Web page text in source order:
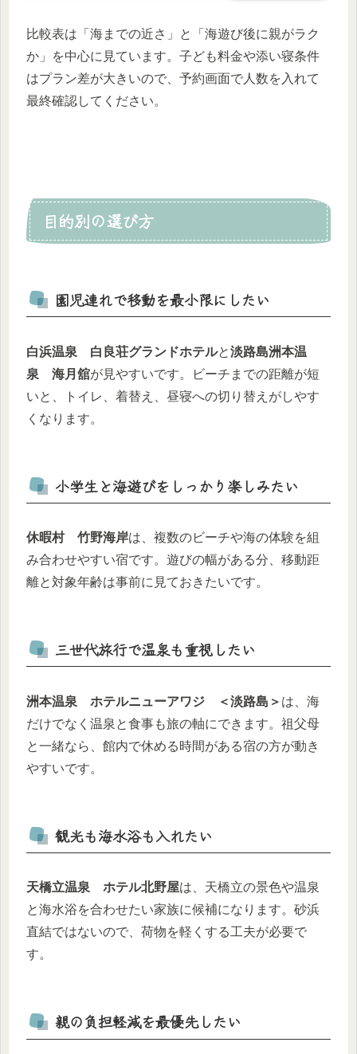
比較表は「海までの近さ」と「海遊び後に親がラク
か」を中心に見ています。子ども料金や添い寝条件
はプラン差が大きいので、予約画面で人数を入れて
最終確認してください。
目的別の選び方
園児連れで移動を最小限にしたい
白浜温泉 白良荘グランドホテルと淡路島洲本温
泉 海月舘が見やすいです。ビーチまでの距離が短
いと、トイレ、着替え、昼寝への切り替えがしやす
くなります。
小学生と海遊びをしっかり楽しみたい
休暇村 竹野海岸は、複数のビーチや海の体験を組
み合わせやすい宿です。遊びの幅がある分、移動距
離と対象年齢は事前に見ておきたいです。
三世代旅行で温泉も重視したい
洲本温泉 ホテルニューアワジ ＜淡路島＞ は、海
だけでなく温泉と食事も旅の軸にできます。祖父母
と一緒なら、館内で休める時間がある宿の方が動き
やすいです。
観光も海水浴も入れたい
天橋立温泉 ホテル北野屋は、天橋立の景色や温泉
と海水浴を合わせたい家族に候補になります。砂浜
直結ではないので、荷物を軽くする工夫が必要で
す。
親の負担軽減を最優先したい